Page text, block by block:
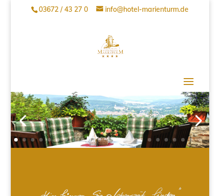
03672 / 43 27 0 info@hotel-marienturm.de